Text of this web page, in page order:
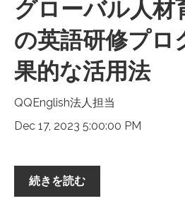
グローバル人材
の英語研修プロ
果的な活用法
QQEnglish法人担当
Dec 17, 2023 5:00:00 PM
続きを読む